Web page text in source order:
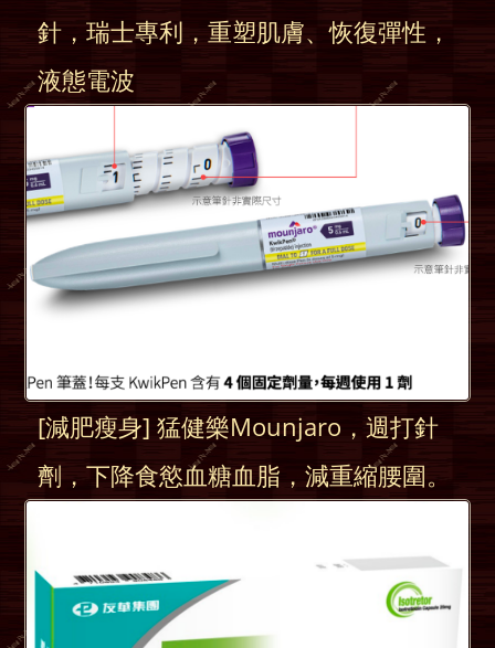
針，瑞士專利，重塑肌膚、恢復彈性，
液態電波
[減肥瘦身] 猛健樂Mounjaro，週打針
劑，下降食慾血糖血脂，減重縮腰圍。